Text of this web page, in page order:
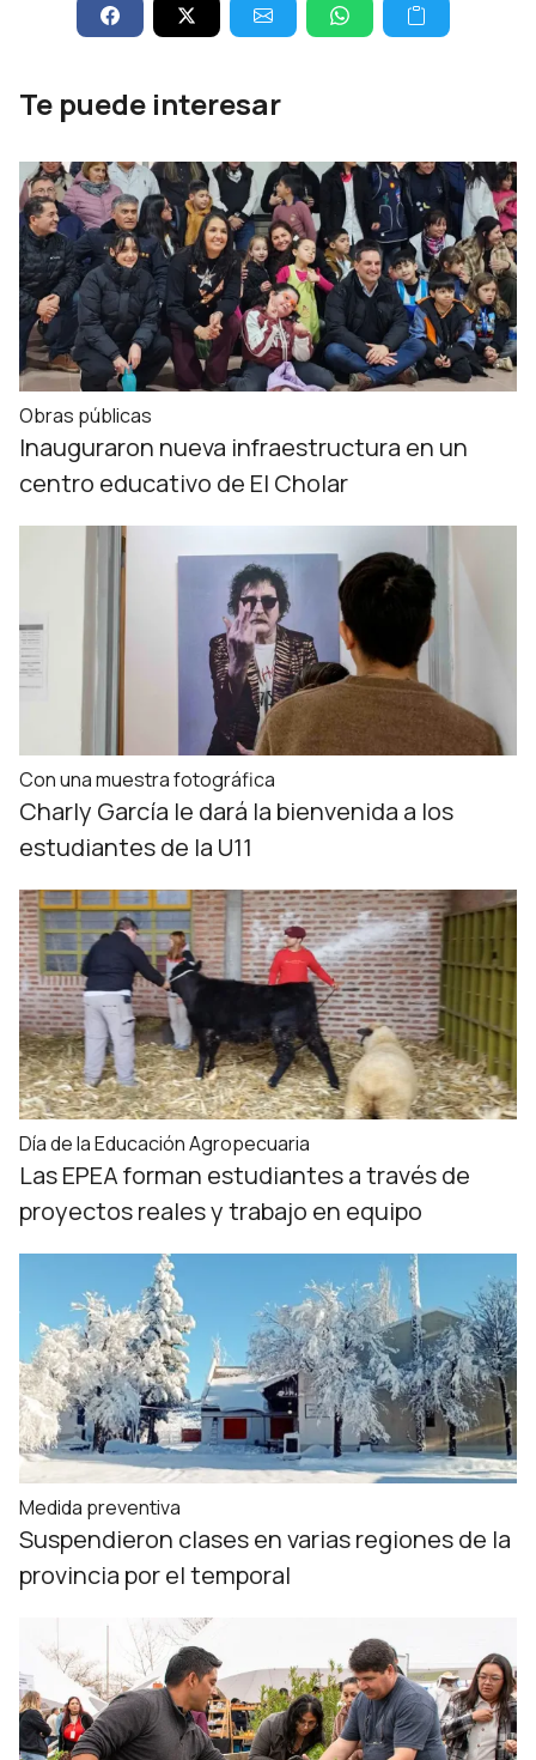
Te puede interesar
Obras públicas
Inauguraron nueva infraestructura en un
centro educativo de El Cholar
Con una muestra fotográfica
Charly García le dará la bienvenida a los
estudiantes de la U11
Día de la Educación Agropecuaria
Las EPEA forman estudiantes a través de
proyectos reales y trabajo en equipo
Medida preventiva
Suspendieron clases en varias regiones de la
provincia por el temporal